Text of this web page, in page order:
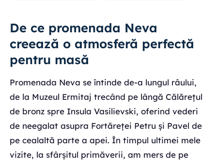
De ce promenada Neva
creează o atmosferă perfectă
pentru masă
Promenada Neva se întinde de-a lungul râului,
de la Muzeul Ermitaj trecând pe lângă Călărețul
de bronz spre Insula Vasilievski, oferind vederi
de neegalat asupra Fortăreței Petru și Pavel de
pe cealaltă parte a apei. În timpul ultimei mele
vizite, la sfârșitul primăverii, am mers de pe